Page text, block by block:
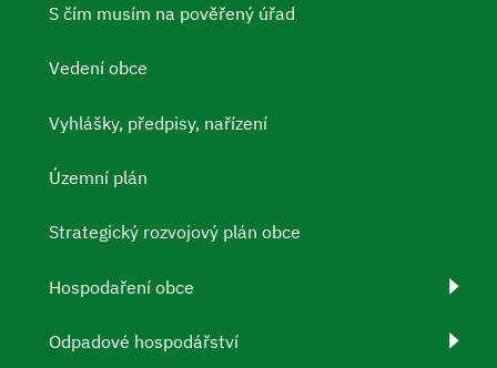
S čím musím na pověřený úřad
Vedení obce
Vyhlášky, předpisy, nařízení
Územní plán
Strategický rozvojový plán obce
Hospodaření obce
Odpadové hospodářství